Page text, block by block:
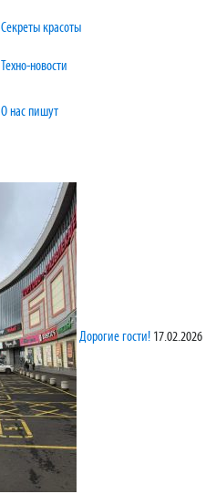
Секреты красоты
Техно-новости
Онас пишут
Дорогие гости! 17.02.2026